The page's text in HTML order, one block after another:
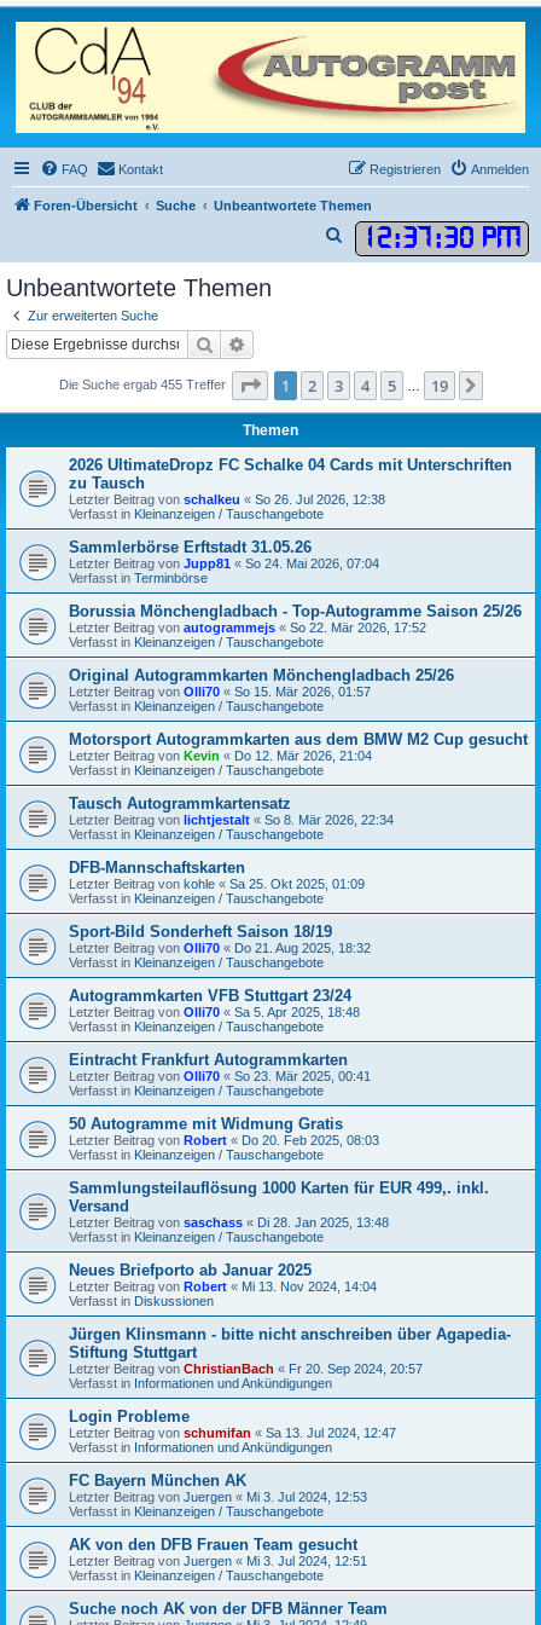
FAQ Kontakt Anmelden
Registrieren
Foren-Übersicht Suche Unbeantwortete Themen
12:37:30 PM
u
Unbeantwortete Themen
Zur erweiterten Suche
Suche
Die Suche ergab 455 Treffer Seite 1von 19
1 2 3 4 5 19
Themen
2026 UltimateDropz FC Schalke 04 Cards mit Unterschriften
zu Tausch
Letzter Beitrag von schalkeu « So 26. Jul 2026, 12:38
Verfasst in Kleinanzeigen / Tauschangebote
Sammlerbörse Erftstadt 31.05.26
Letzter Beitrag von Jupp81 « So 24. Mai 2026, 07:04
Verfasst in Terminbörse
Borussia Mönchengladbach - Top-Autogramme Saison 25/26
Letzter Beitrag von autogrammejs « So 22. Mär 2026, 17:52
Verfasst in Kleinanzeigen / Tauschangebote
Original Autogrammkarten Mönchengladbach 25/26
Letzter Beitrag von Olli70 « So 15. Mär 2026, 01:57
Verfasst in Kleinanzeigen / Tauschangebote
Motorsport Autogrammkarten aus dem BMW M2 Cup gesucht
Letzter Beitrag von Kevin « Do 12. Mär 2026, 21:04
Verfasst in Kleinanzeigen / Tauschangebote
Tausch Autogrammkartensatz
Letzter Beitrag von lichtjestalt « So 8. Mär 2026, 22:34
Verfasst in Kleinanzeigen / Tauschangebote
DFB-Mannschaftskarten
Letzter Beitrag von kohle « Sa 25. Okt 2025, 01:09
Verfasst in Kleinanzeigen / Tauschangebote
Sport-Bild Sonderheft Saison 18/19
Letzter Beitrag von Olli70 « Do 21. Aug 2025, 18:32
Verfasst in Kleinanzeigen / Tauschangebote
Autogrammkarten VFB Stuttgart 23/24
Letzter Beitrag von Olli70 « Sa 5. Apr 2025, 18:48
Verfasst in Kleinanzeigen / Tauschangebote
Eintracht Frankfurt Autogrammkarten
Letzter Beitrag von Olli70 « So 23. Mär 2025, 00:41
Verfasst in Kleinanzeigen / Tauschangebote
50 Autogramme mit Widmung Gratis
Letzter Beitrag von Robert « Do 20. Feb 2025, 08:03
Verfasst in Kleinanzeigen / Tauschangebote
Sammlungsteilauflösung 1000 Karten für EUR 499,. inkl.
Versand
Letzter Beitrag von saschass « Di 28. Jan 2025, 13:48
Verfasst in Kleinanzeigen / Tauschangebote
Neues Briefporto ab Januar 2025
Letzter Beitrag von Robert « Mi 13. Nov 2024, 14:04
Verfasst in Diskussionen
Jürgen Klinsmann - bitte nicht anschreiben über Agapedia-
Stiftung Stuttgart
Letzter Beitrag von ChristianBach « Fr 20. Sep 2024, 20:57
Verfasst in Informationen und Ankündigungen
Login Probleme
Letzter Beitrag von schumifan « Sa 13. Jul 2024, 12:47
Verfasst in Informationen und Ankündigungen
FC Bayern München AK
Letzter Beitrag von Juergen « Mi 3. Jul 2024, 12:53
Verfasst in Kleinanzeigen / Tauschangebote
AK von den DFB Frauen Team gesucht
Letzter Beitrag von Juergen « Mi 3. Jul 2024, 12:51
Verfasst in Kleinanzeigen / Tauschangebote
Suche noch AK von der DFB Männer Team